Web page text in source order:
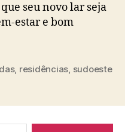
seu novo lar seja
estar e bom
, residências, sudoeste